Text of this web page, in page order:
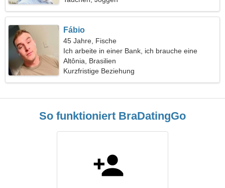
Fábio
45 Jahre, Fische
Ich arbeite in einer Bank, ich brauche eine
charmante Frau
Altônia, Brasilien
Kurzfristige Beziehung
So funktioniert BraDatingGo